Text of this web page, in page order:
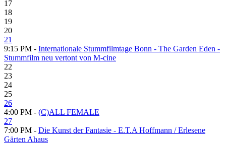
17
18
19
20
21
9:15 PM - Internationale Stummfilmtage Bonn - The Garden Eden -
Stummfilm neu vertont von M-cine
22
23
24
25
26
4:00 PM - (C)ALL FEMALE
27
7:00 PM - Die Kunst der Fantasie - E.T.A Hoffmann / Erlesene
Gärten Ahaus